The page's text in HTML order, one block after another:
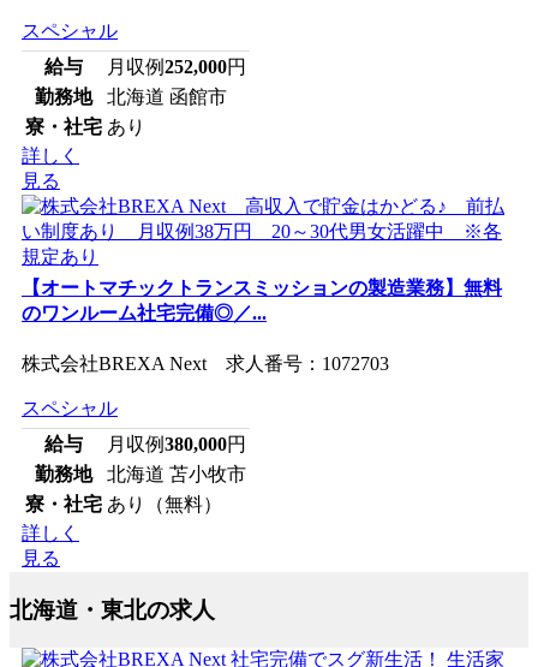
スペシャル
給与
月収例252,000円
勤務地
北海道 函館市
寮・社宅 あり
詳しく
見る
【オートマチックトランスミッションの製造業務】無料
のワンルーム社宅完備◎／...
株式会社BREXA Next 求人番号：1072703
スペシャル
給与
月収例380,000円
勤務地
北海道 苫小牧市
寮・社宅 あり（無料）
詳しく
見る
北海道・東北の求人